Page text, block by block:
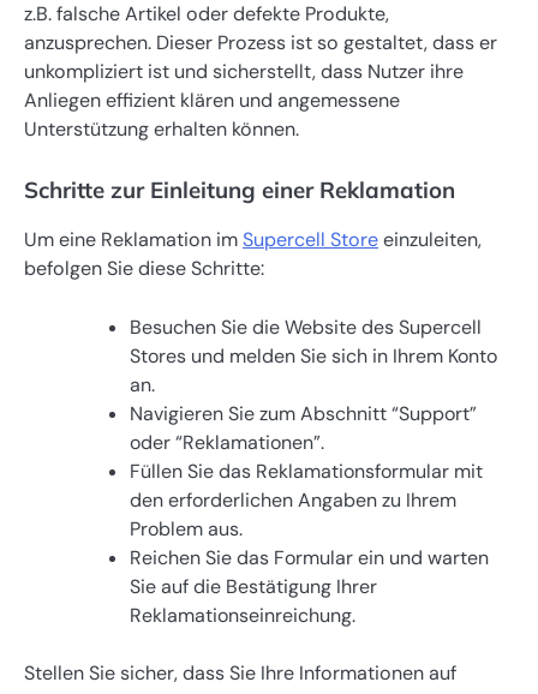
z.B. falsche Artikel oder defekte Produkte,
anzusprechen. Dieser Prozess ist so gestaltet, dass er
unkompliziert ist und sicherstellt, dass Nutzer ihre
Anliegen effizient klären und angemessene
Unterstützung erhalten können.
Schritte zur Einleitung einer Reklamation
Um eine Reklamation imSupercell Storeeinzuleiten,
befolgen Sie diese Schritte:
Besuchen Sie die Website des Supercell
Stores und melden Sie sich in Ihrem Konto
an.
Navigieren Sie zum Abschnitt “Support”
oder “Reklamationen”.
Füllen Sie das Reklamationsformular mit
den erforderlichen Angaben zu Ihrem
Problem aus.
Reichen Sie das Formular ein und warten
Sie auf die Bestätigung Ihrer
Reklamationseinreichung.
Stellen Sie sicher, dass Sie Ihre Informationen auf